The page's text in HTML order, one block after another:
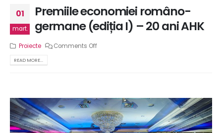
01
mart.
Premiile economiei româno-
germane (ediția I) – 20 ani AHK
Proiecte Comments Off
READ MORE...